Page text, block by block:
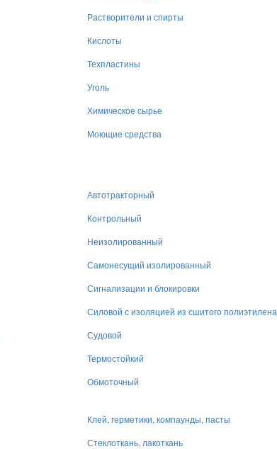
Растворители и спирты
Кислоты
Техпластины
Уголь
Химическое сырье
Моющие средства
Автотракторный
Контрольный
Неизолированный
Самонесущий изолированный
Сигнализации и блокировки
Силовой с изоляцией из сшитого полиэтилена
Судовой
Термостойкий
Обмоточный
Клей, герметики, компаунды, пасты
Стеклоткань, лакоткань